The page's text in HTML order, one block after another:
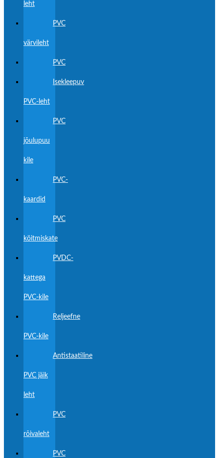
leht
PVC
värvileht
PVC
Isekleepuv
PVC-leht
PVC
jõulupuu
kile
PVC-
kaardid
PVC
köitmiskate
PVDC-
kattega
PVC-kile
Reljeefne
PVC-kile
Antistaatiline
PVC jäik
leht
PVC
rõivaleht
PVC